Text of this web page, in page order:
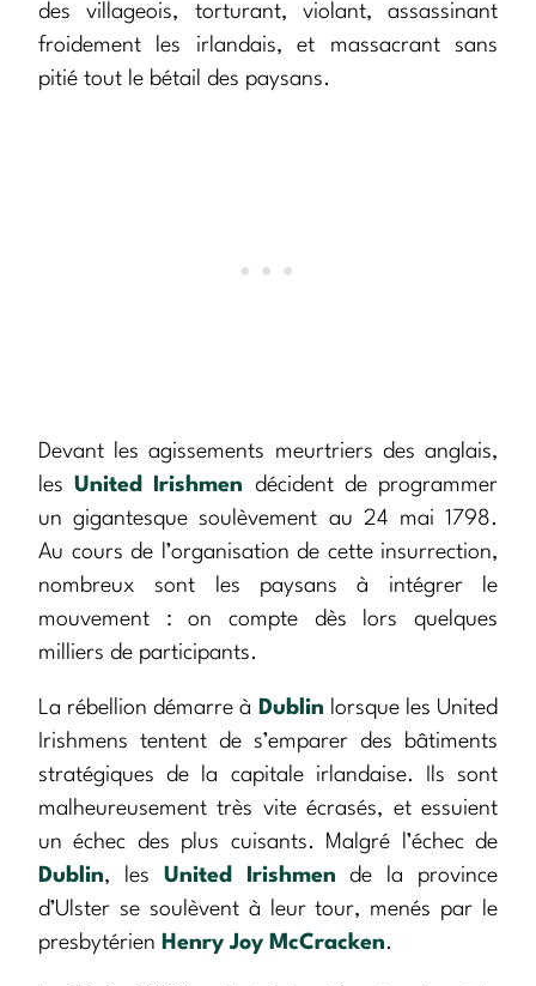
des villageois, torturant, violant, assassinant
froidement les irlandais, et massacrant sans
pitié tout le bétail des paysans.
Devant les agissements meurtriers des anglais,
lesUnited Irishmen décident de programmer
un gigantesque soulèvement au 24 mai 1798.
Au cours de l’organisation de cette insurrection,
nombreux sont les paysans à intégrer le
mouvement : on compte dès lors quelques
milliers de participants.
La rébellion démarre à Dublin lorsque les United
Irishmens tentent de s’emparer des bâtiments
stratégiques de la capitale irlandaise. Ils sont
malheureusement très vite écrasés, et essuient
un échec des plus cuisants. Malgré l’échec de
Dublin, les United Irishmen de la province
d’Ulster se soulèvent à leur tour, menés par le
presbytérien Henry Joy McCracken.